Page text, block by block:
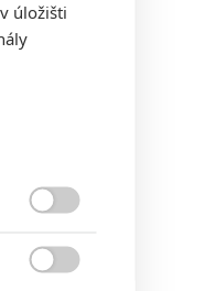
úložišti